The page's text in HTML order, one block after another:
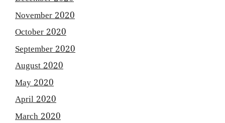
November 2020
October 2020
September 2020
August 2020
May 2020
April 2020
March 2020